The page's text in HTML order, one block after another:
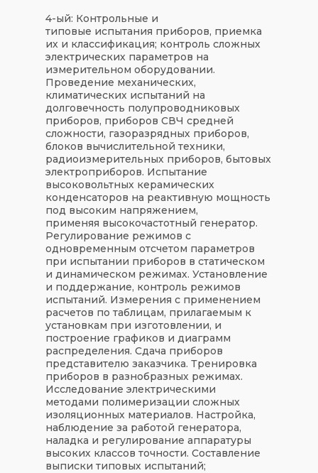
4-ый: Контрольные и
типовые испытания приборов, приемка
их и классификация; контроль сложных
электрических параметров на
измерительном оборудовании.
Проведение механических,
климатических испытаний на
долговечность полупроводниковых
приборов, приборов СВЧ средней
сложности, газоразрядных приборов,
блоков вычислительной техники,
радиоизмерительных приборов, бытовых
электроприборов. Испытание
высоковольтных керамических
конденсаторов на реактивную мощность
под высоким напряжением,
применяя высокочастотный генератор.
Регулирование режимов с
одновременным отсчетом параметров
при испытании приборов в статическом
и динамическом режимах. Установление
и поддержание, контроль режимов
испытаний. Измерения с применением
расчетов по таблицам, прилагаемым к
установкам при изготовлении, и
построение графиков и диаграмм
распределения. Сдача приборов
представителю заказчика. Тренировка
приборов в разнобразных режимах.
Исследование электрическими
методами полимеризации сложных
изоляционных материалов. Настройка,
наблюдение за работой генератора,
наладка и регулирование аппаратуры
высоких классов точности. Составление
выписки типовых испытаний;